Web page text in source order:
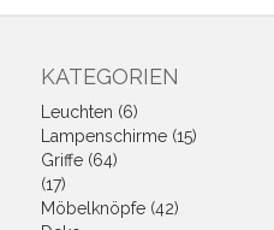
KATEGORIEN
Leuchten (6)
Lampenschirme (15)
Griffe (64)
(17)
Möbelknöpfe (42)